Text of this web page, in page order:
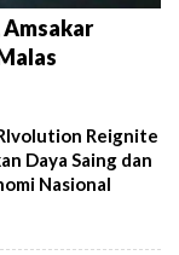
Reignite
Daya Saing dan
Nasional